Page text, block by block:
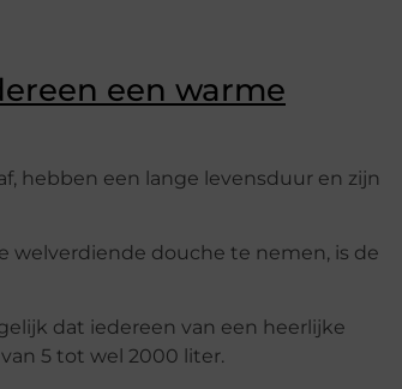
een warme
hebben een lange levensduur en zijn
welverdiende douche te nemen, is de
dat iedereen van een heerlijke
5 tot wel 2000 liter.